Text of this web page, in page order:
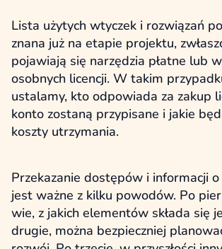
Lista użytych wtyczek i rozwiązań
znana już na etapie projektu,
pojawiają się narzędzia płatne lub
osobnych licencji. W takim
ustalamy, kto odpowiada za zakup
konto zostaną przypisane i jakie
koszty utrzymania.
Przekazanie dostępów i informacji o
jest ważne z kilku powodów. Po
wie, z jakich elementów składa się
drugie, można bezpieczniej